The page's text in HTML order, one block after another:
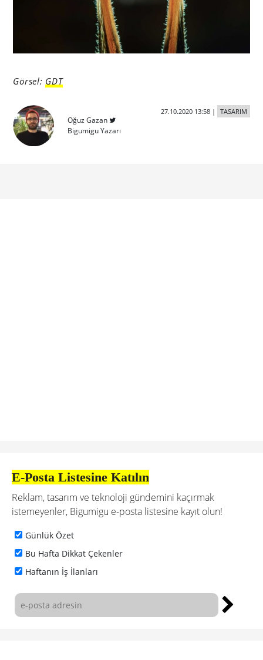
Görsel: GDT
Oğuz Gazan
Bigumigu Yazarı
27.10.2020 13:58| TASARIM
E-Posta Listesine Katılın
Reklam, tasarım ve teknoloji gündemini kaçırmak
istemeyenler, Bigumigu e-posta listesine kayıt olun!
Günlük Özet
Bu Hafta Dikkat Çekenler
Haftanın İş İlanları